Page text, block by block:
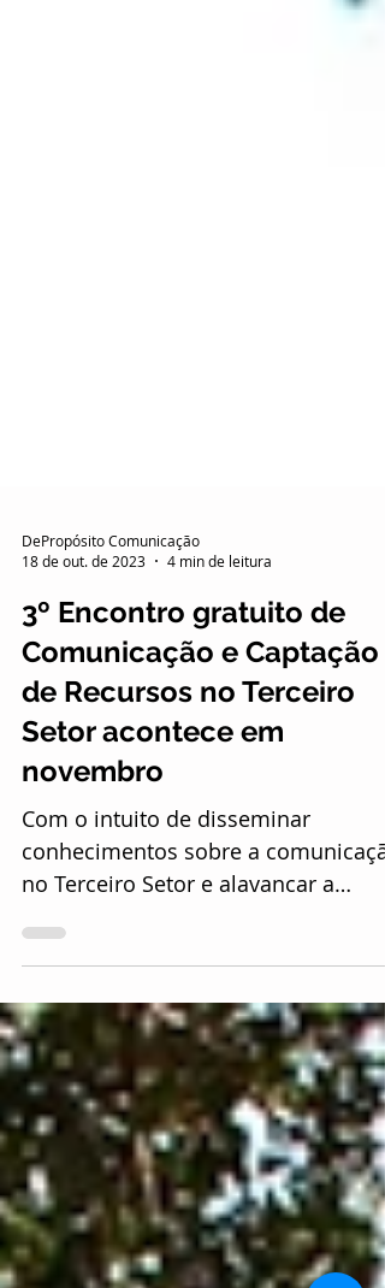
DePropósito Comunicação
18 de out. de 2023
4 min de leitura
3º Encontro gratuito de
Comunicação e Captação
Setor acontece em
novembro
Com o intuito de disseminar
conhecimentos sobre a
captação de recursos para causas,